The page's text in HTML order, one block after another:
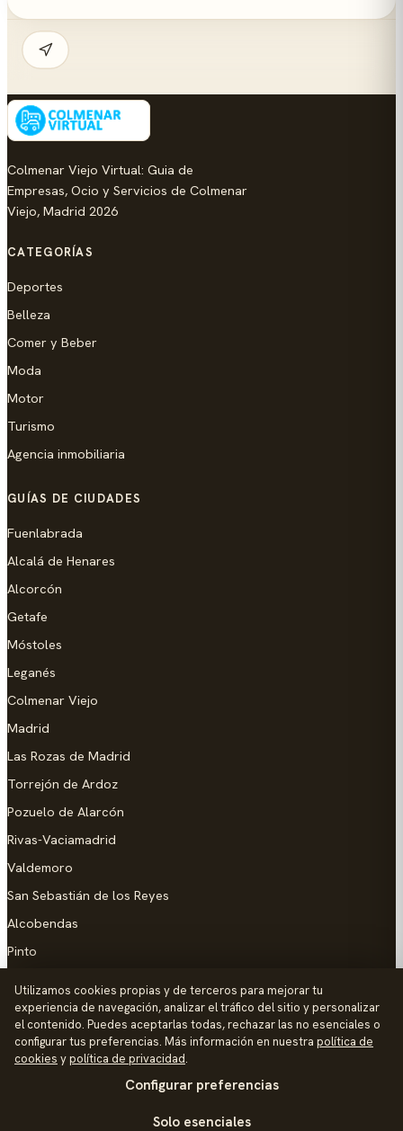
Colmenar Viejo Virtual: Guia de
Empresas, Ocio y Servicios de Colmenar
Viejo, Madrid 2026
CATEGORÍAS
Deportes
Belleza
Comer y Beber
Moda
Motor
Turismo
Agencia inmobiliaria
GUÍAS DE CIUDADES
Fuenlabrada
Alcalá de Henares
Alcorcón
Getafe
Móstoles
Leganés
Colmenar Viejo
Madrid
Las Rozas de Madrid
Torrejón de Ardoz
Pozuelo de Alarcón
Rivas-Vaciamadrid
Valdemoro
San Sebastián de los Reyes
Alcobendas
Pinto
AYUDA
Añadir empresa
Utilizamos cookies propias y de terceros para mejorar tu
experiencia de navegación, analizar el tráfico del sitio y personalizar
el contenido. Puedes aceptarlas todas, rechazar las no esenciales o
configurar tus preferencias. Más información en nuestra política de
cookies ypolítica de privacidad.
Configurar preferencias
Solo esenciales